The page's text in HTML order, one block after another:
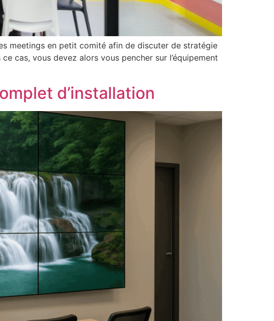
meetings en petit comité afin de discuter de stratégie
cas, vous devez alors vous pencher sur l’équipement
d’installation